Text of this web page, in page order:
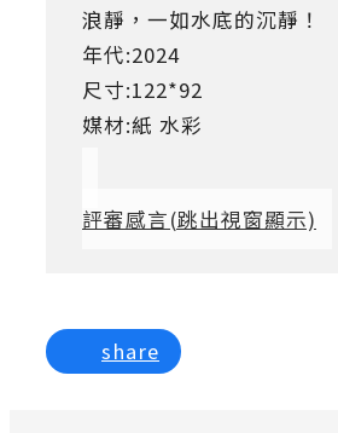
浪靜，一如水底的沉靜！
年代:2024
尺寸:122*92
媒材:紙 水彩
評審感言(跳出視窗顯示)
share